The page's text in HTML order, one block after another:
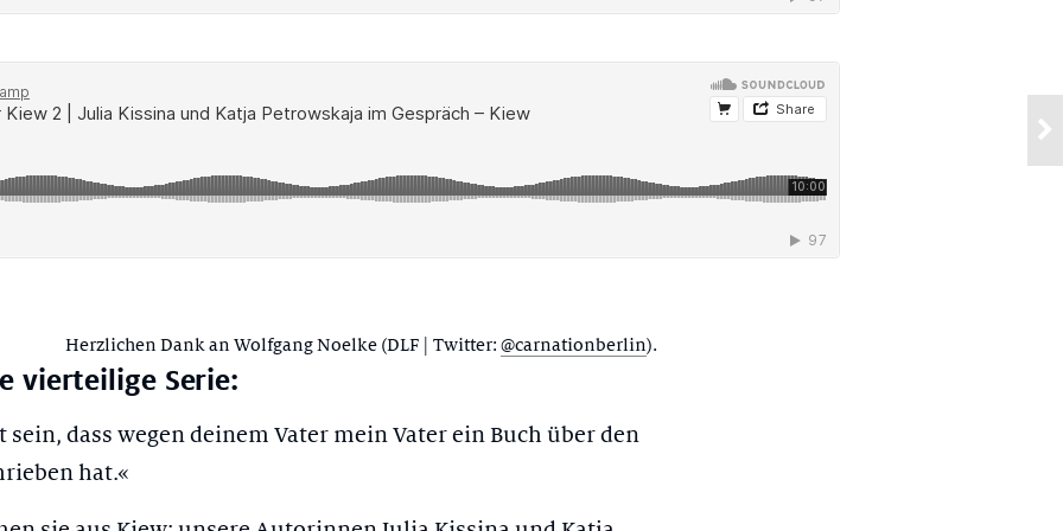
Herzlichen Dank an Wolfgang Noelke (DLF | Twitter: @carnationberlin).
vierteilige Serie:
sein, dass wegen deinem Vater mein Vater ein Buch über den
hat.«